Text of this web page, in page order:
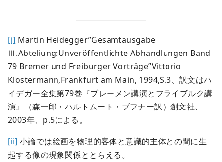
[i] Martin Heidegger”Gesamtausgabe
Ⅲ.Abteliung:Unveröffentlichte Abhandlungen Band
79 Bremer und Freiburger Vorträge”Vittorio
Klostermann,Frankfurt am Main, 1994,S.3、訳文はハ
イデガー全集第79巻『ブレーメン講演とフライブルク講
演』（森一郎・ハルトムート・ブフナー訳）創文社、
2003年、p.5による。
[ii] 小論では絵画を物理的客体と意識的主体との間に生
起する像の現象関係ととらえる。